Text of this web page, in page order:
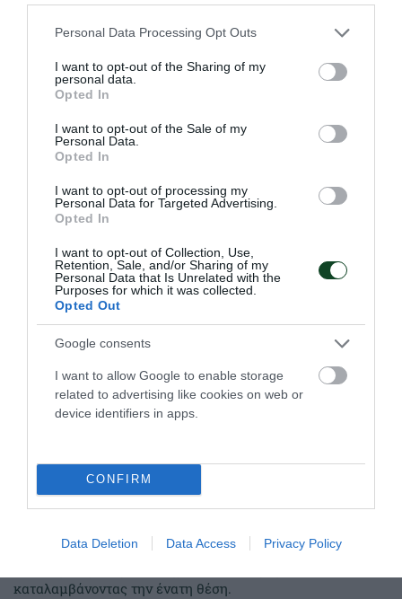
Please note that this website/app uses one or more Google
not limited to your visit or usage behaviour. You may click to
grant or deny consent to Google and its third-party tags to
use your data for below specified purposes in below Google
consent section.
Personal Data Processing Opt Outs
I want to opt-out of the Sharing of my
personal data.
Opted In
I want to opt-out of the Sale of my
Personal Data.
Opted In
I want to opt-out of processing my
Personal Data for Targeted Advertising.
Opted In
I want to opt-out of Collection, Use,
Retention, Sale, and/or Sharing of my
Personal Data that Is Unrelated with the
Purposes for which it was collected.
Opted Out
Google consents
I want to allow Google to enable storage
related to advertising like cookies on web or
device identifiers in apps.
CONFIRM
Data Deletion Data Access Privacy Policy
«Πράσινες» διακρίσεις στο
εξωτερικό
Το τμήμα πυγμαχίας του Παναθηναϊκού είχε δύο
συμμετοχές στο εξωτερικό με τον Παντελή Γεωργόπουλο
ΤΕΛΕΥΤΑΙΑ ΝΕΑ
Στην Παγκόσμια ελίτ ο Κουλούρης
Ο Αρσένης Κουλούρης συμμετείχε στον τελικό του μήκος
καταλαμβάνοντας την ένατη θέση.